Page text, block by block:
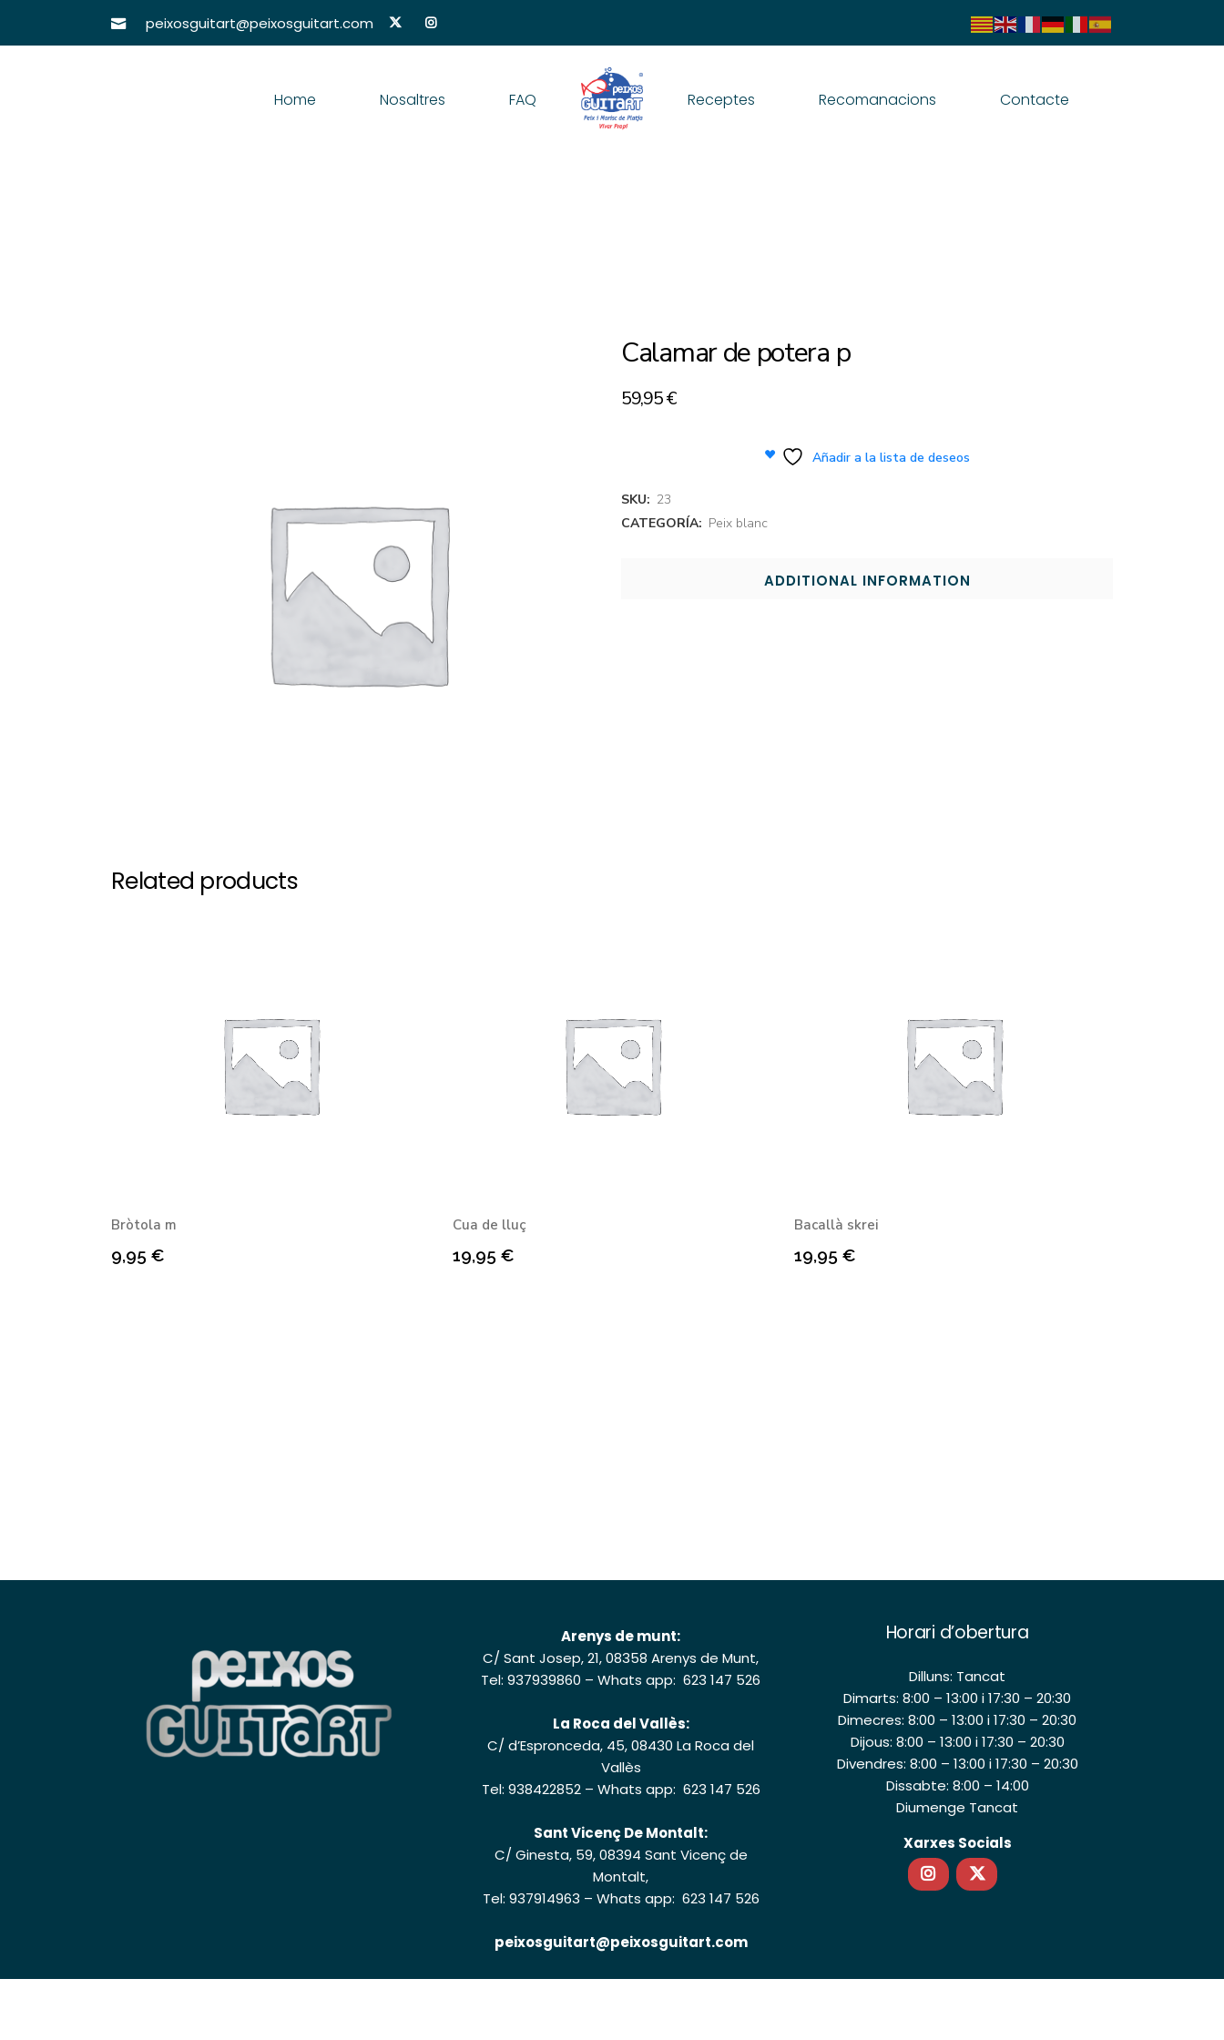
peixosguitart@peixosguitart.com
Home Nosaltres FAQ Receptes Recomanacions Contacte
Calamar de potera p
59,95€
Añadir a la lista de deseos
SKU: 23
CATEGORÍA: Peix blanc
ADDITIONAL INFORMATION
Related products
Bròtola m
9,95 €
Cua de lluç
19,95 €
Bacallà skrei
19,95 €
Arenys de munt:
C/ Sant Josep, 21, 08358 Arenys de Munt,
Tel: 937939860 –Whats app: 623 147 526
La Roca del Vallès:
C/ d’Espronceda, 45, 08430 La Roca del
Vallès
Tel: 938422852– Whats app: 623 147 526
Sant Vicenç De Montalt:
C/ Ginesta, 59, 08394 Sant Vicenç de
Montalt,
Tel: 937914963 – Whats app: 623 147 526
peixosguitart@peixosguitart.com
Horari d’obertura
Dilluns: Tancat
Dimarts: 8:00 – 13:00 i 17:30 – 20:30
Dimecres: 8:00 – 13:00 i 17:30 – 20:30
Dijous: 8:00 – 13:00 i 17:30 – 20:30
Divendres: 8:00 – 13:00 i 17:30 – 20:30
Dissabte: 8:00 – 14:00
Diumenge Tancat
Xarxes Socials